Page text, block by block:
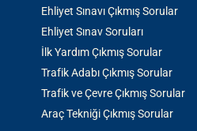
Ehliyet Sınavı Çıkmış Sorular
Ehliyet Sınav Soruları
İlk Yardım Çıkmış Sorular
Trafik Adabı Çıkmış Sorular
Trafik ve Çevre Çıkmış Sorular
Araç Tekniği Çıkmış Sorular